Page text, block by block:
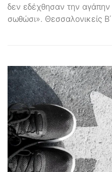
δεν εδέχθησαν την αγάπην
σωθώσι». Θεσσαλονικείς